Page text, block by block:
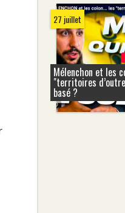
27 juillet
Mélenchon et les
"territoires
basé ?